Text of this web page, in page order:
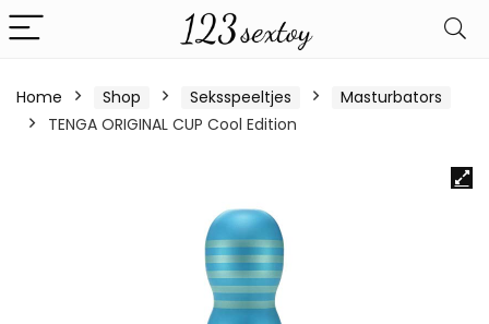
Home Shop Seksspeeltjes
Masturbators
TENGA ORIGINAL CUP Cool Edition